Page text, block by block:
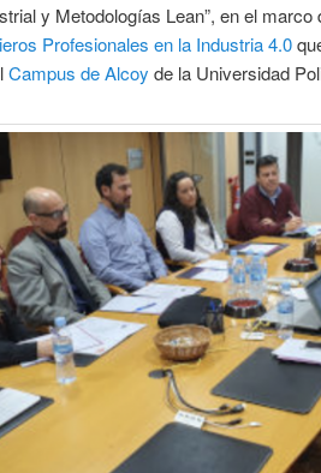
y Metodologías Lean”, en el
Profesionales en la Industria 4.0
Campus de Alcoy de la Universidad